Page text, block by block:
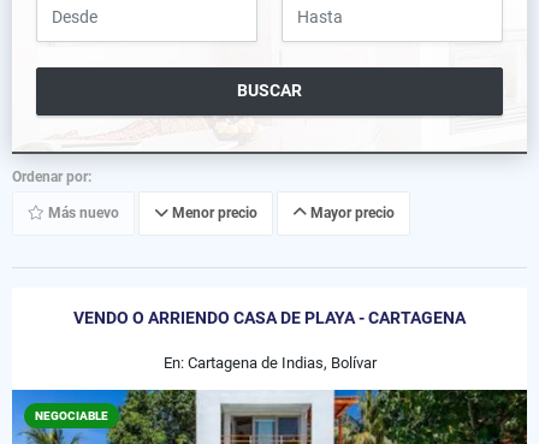
BUSCAR
Ordenar por:
Más nuevo Menor precio Mayor precio
VENDO O ARRIENDO CASA DE PLAYA - CARTAGENA
En: Cartagena de Indias, Bolívar
NEGOCIABLE